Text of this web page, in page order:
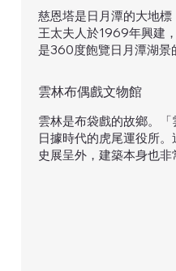
慈恩塔是日月潭的大地
王太夫人於1969年興建
是360度飽覽日月潭湖景
雲林是布袋戲的故鄉。
日據時代的虎尾運役所
史展呈外，建築本身也非
雲林布偶戲文物館